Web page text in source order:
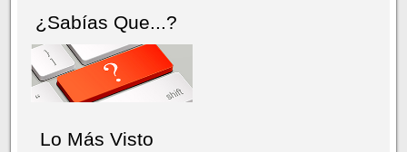
¿Sabías Que...?
Lo Más Visto